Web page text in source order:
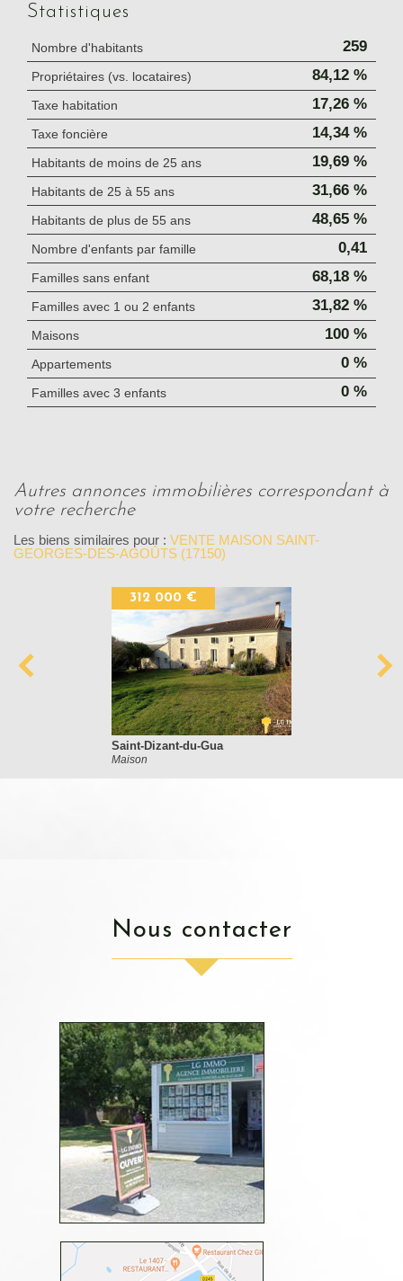
Statistiques
Nombre d'habitants 259
Propriétaires (vs. locataires) 84,12 %
Taxe habitation 17,26 %
Taxe foncière 14,34 %
Habitants de moins de 25 ans 19,69 %
Habitants de 25 à 55 ans 31,66 %
Habitants de plus de 55 ans 48,65 %
Nombre d'enfants par famille 0,41
Familles sans enfant 68,18 %
Familles avec 1 ou 2 enfants 31,82 %
Maisons 100 %
Appartements 0 %
Familles avec 3 enfants 0 %
autres annonces immobilières correspondant à
votre recherche
Les biens similaires pour : VENTE MAISON SAINT-
GEORGES-DES-AGOÛTS (17150)
312 000 €
Saint-Dizant-du-Gua
Maison
nous contacter